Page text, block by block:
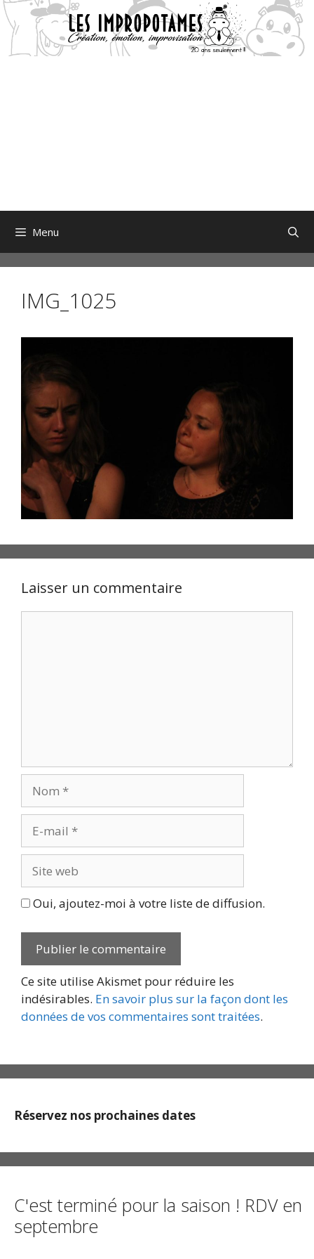
Aller
au
contenu
Menu
IMG_1025
Laisser un commentaire
mail
web
Oui, ajoutez-moi à votre liste de diffusion.
Ce site utilise Akismet pour réduire les
indésirables. En savoir plus sur la façon dont les
données de vos commentaires sont traitées.
Réservez nos prochaines dates
C'est terminé pour la saison ! RDV en
septembre